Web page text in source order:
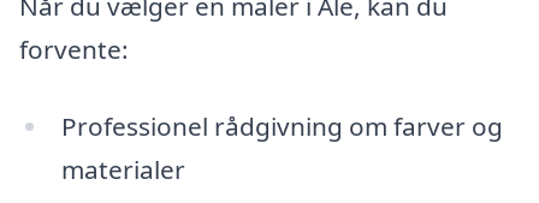
forvente:
Professionel rådgivning om farver og
materialer